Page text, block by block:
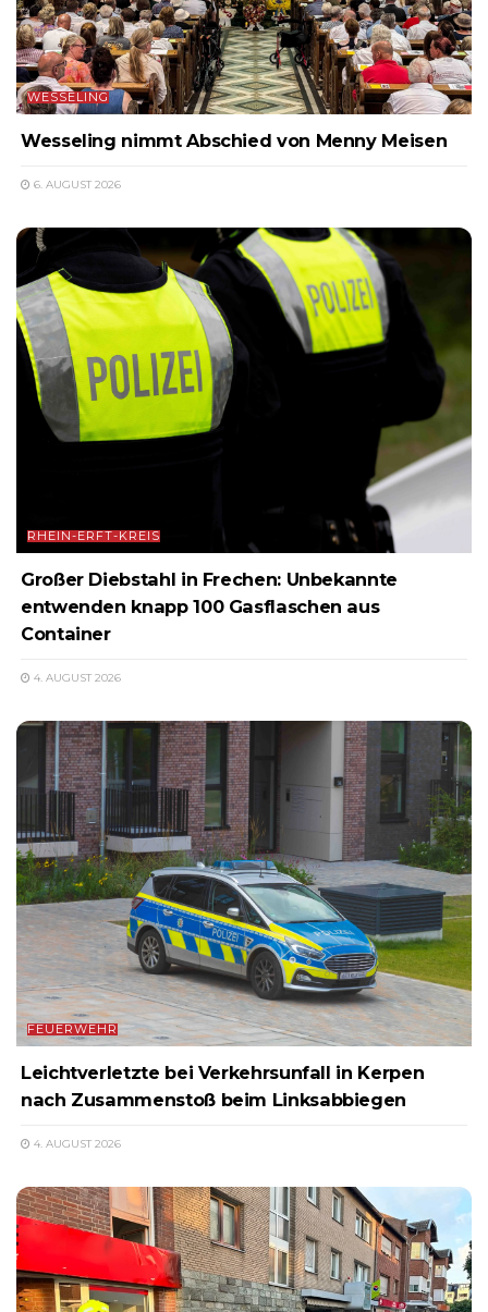
WESSELING
Wesseling nimmt Abschied von Menny Meisen
6. AUGUST 2026
RHEIN-ERFT-KREIS
Großer Diebstahl in Frechen: Unbekannte
entwenden knapp 100 Gasflaschen aus
Container
4. AUGUST 2026
FEUERWEHR
Leichtverletzte bei Verkehrsunfall in Kerpen
nach Zusammenstoß beim Linksabbiegen
4. AUGUST 2026